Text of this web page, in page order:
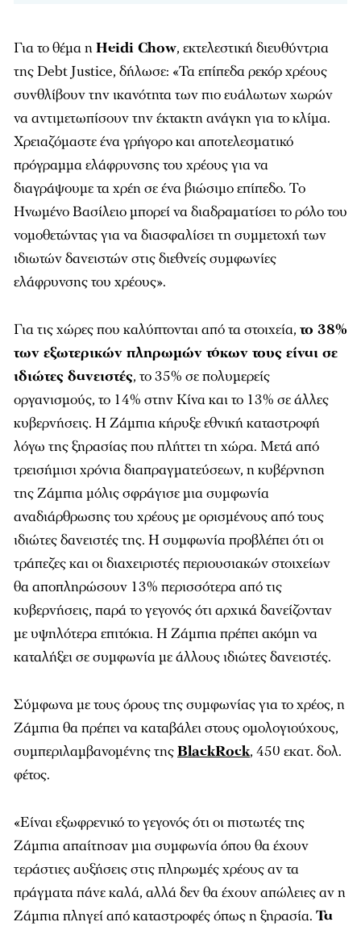
Για το θέμα ηHeidi Chow, εκτελεστική διευθύντρια
της Debt Justice, δήλωσε: «Τα επίπεδα ρεκόρ χρέους
συνθλίβουν την ικανότητα των πιο ευάλωτων χωρών
να αντιμετωπίσουν την έκτακτη ανάγκη για το κλίμα.
Χρειαζόμαστε ένα γρήγορο και αποτελεσματικό
πρόγραμμα ελάφρυνσης του χρέους για να
διαγράψουμε τα χρέη σε ένα βιώσιμο επίπεδο. Το
Ηνωμένο Βασίλειο μπορεί να διαδραματίσει το ρόλο του
νομοθετώντας για να διασφαλίσει τη συμμετοχή των
ιδιωτών δανειστών στις διεθνείς συμφωνίες
ελάφρυνσης του χρέους».
Για τις χώρες που καλύπτονται από τα στοιχεία, το 38%
των εξωτερικών πληρωμών τόκων τους είναι σε
ιδιώτες δανειστές, το 35% σε πολυμερείς
οργανισμούς, το 14% στην Κίνα και το 13% σε άλλες
κυβερνήσεις. Η Ζάμπια κήρυξε εθνική καταστροφή
λόγω της ξηρασίας που πλήττει τη χώρα. Μετά από
τρεισήμισι χρόνια διαπραγματεύσεων, η κυβέρνηση
της Ζάμπια μόλις σφράγισε μια συμφωνία
αναδιάρθρωσης του χρέους με ορισμένους από τους
ιδιώτες δανειστές της. Η συμφωνία προβλέπει ότι οι
τράπεζες και οι διαχειριστές περιουσιακών στοιχείων
θα αποπληρώσουν 13% περισσότερα από τις
κυβερνήσεις, παρά το γεγονός ότι αρχικά δανείζονταν
με υψηλότερα επιτόκια. Η Ζάμπια πρέπει ακόμη να
καταλήξει σε συμφωνία με άλλους ιδιώτες δανειστές.
Σύμφωνα με τους όρους της συμφωνίας για το χρέος, η
Ζάμπια θα πρέπει να καταβάλει στους ομολογιούχους,
συμπεριλαμβανομένης τηςBlackRock, 450 εκατ. δολ.
φέτος.
«Είναι εξωφρενικό το γεγονός ότι οι πιστωτές της
Ζάμπια απαίτησαν μια συμφωνία όπου θα έχουν
τεράστιες αυξήσεις στις πληρωμές χρέους αν τα
πράγματα πάνε καλά, αλλά δεν θα έχουν απώλειες αν η
Ζάμπια πληγεί από καταστροφές όπως η ξηρασία. Τα